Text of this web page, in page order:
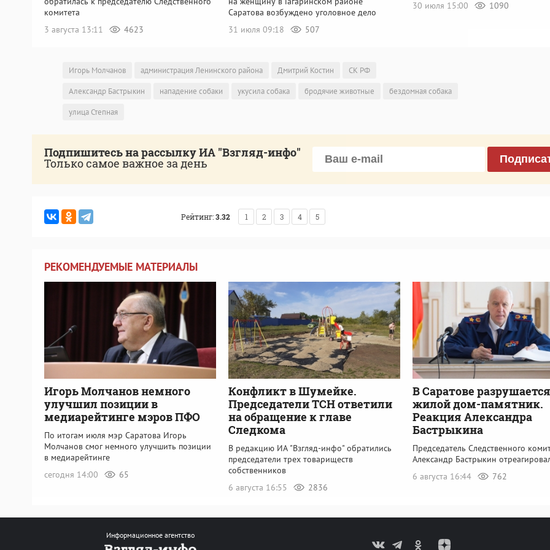
комитета
3 августа 13:11
4623
Саратова возбуждено уголовное дело
31 июля 09:18
507
30 июля 15:00 1090
Игорь Молчанов администрация Ленинского района Дмитрий Костин
СК РФ
Александр Бастрыкин
нападение собаки укусила собака бродячие животные
бездомная собака
улица Степная
Подпишитесь на рассылку ИА "Взгляд-инфо"
Только самое важное за день
Рейтинг:3.32 1 2 3 4 5
РЕКОМЕНДУЕМЫЕ МАТЕРИАЛЫ
Игорь Молчанов немного
улучшил позиции в
медиарейтинге мэров ПФО
По итогам июля мэр Саратова Игорь
Молчанов смог немного улучшить позиции
в медиарейтинге
сегодня 14:00
65
Конфликт в Шумейке.
Председатели ТСН ответили
на обращение к главе
Следкома
В редакцию ИА "Взгляд-инфо" обратились
председатели трех товариществ
собственников
6 августа 16:55
2836
В Саратове разрушается
жилой дом-памятник.
Реакция Александра
Бастрыкина
Председатель Следственного
Александр Бастрыкин
6 августа 16:44
762
Информационное агентство